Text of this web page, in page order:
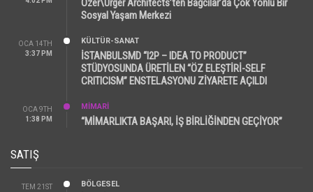
Özer\Ürger Architects’ten Bağcılar’da Çok Yönlü Bir
Sosyal Yaşam Merkezi
OCA 14TH
3:37 PM
KÜLTÜR-SANAT
İSTANBULSMD “I2P – IDEA TO PRODUCT”
STÜDYOSUNDA ÜRETİLEN “ÖZ ELEŞTİRİ-SELF
CRITICISM” ENSTELASYONU ZİYARETE AÇILDI
OCA 9TH
1:38 PM
MİMARİ
“MİMARLIKTA BAŞARI, İŞ BİRLİĞİNDEN GEÇİYOR”
SATIŞ
TEM 21ST
BÖLGESEL